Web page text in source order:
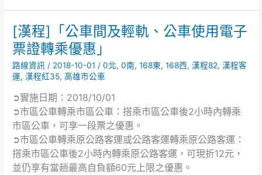
語
聽
力
測
驗
次
考
試」
活
動
[漢程]「公車間及輕軌、公車使用電子
票證轉乘優惠」
路線資訊 / 2018-10-01/0北,0南,168東,168西,漢程82,漢程客
運,漢程紅35,高雄市公車
➲實施日期：2018/10/01
➲市區公車轉乘市區公車：搭乘市區公車後2小時內轉乘
市區公車，可享一段票之優惠。
➲市區公車轉乘原公路客運或公路客運轉乘原公路客運：
搭乘市區公車後2小時內轉乘原公路客運，可現折12元，
並仍享有當趟最高自負額60元上限之優惠。
[漢
程]
「公
車
間
軌、
公
車
使
用